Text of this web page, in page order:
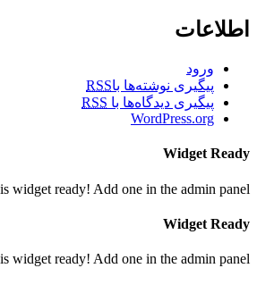
اطلاعات
ورود
پیگیری نوشته‌ها باRSS
پیگیری دیدگاه‌ها با RSS
WordPress.org
Widget Ready
widget ready! Add one in the admin panel.
Widget Ready
widget ready! Add one in the admin panel.